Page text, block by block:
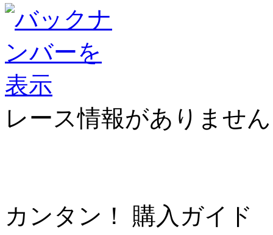
レース情報がありませ
カンタン！ 購入ガイド